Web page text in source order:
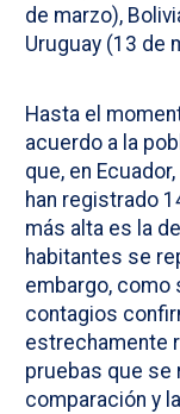
de marzo),
Uruguay (13 de
Hasta el
acuerdo a la
que, en
han registrado
más alta es la
habitantes se
embargo, como
contagios
estrechamente
pruebas que se
comparación y